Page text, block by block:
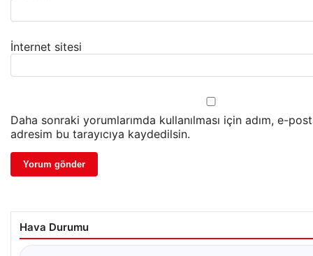
İnternet sitesi
Daha sonraki yorumlarımda kullanılması için adım, e-
adresim bu tarayıcıya kaydedilsin.
Hava Durumu